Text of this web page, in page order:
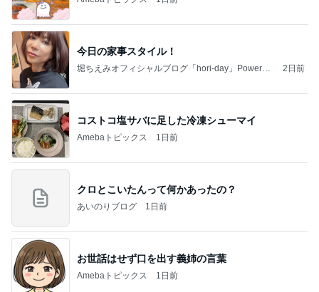
今日の家事スタイル！
堀ちえみオフィシャルブログ「hori-day」Powered
2日前
コストコ塩サバに足した冷凍シューマイ
Amebaトピックス 1日前
クロとこいたんって何かあったの？
あいのりブログ 1日前
お世話はせず口を出す義姉の言葉
Amebaトピックス 1日前